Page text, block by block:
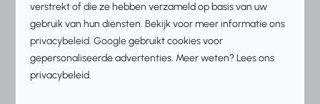
8,6 Verbleef in augustus 2026
Der Park ist sehr sauber das Personal sehr
verstrekt of die ze hebben verzameld op basis van uw
gebruik van hun diensten. Bekijk voor meer informatie ons
privacybeleid.Googlegebruikt cookies voor
gepersonaliseerde advertenties. Meer weten? Lees ons
privacybeleid.